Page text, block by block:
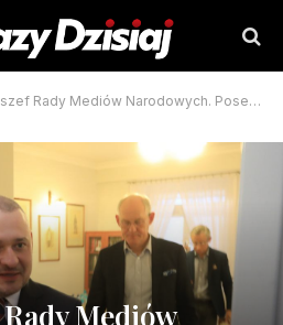
Mediów Narodowych. Poseł KO zastąpi Czabańskiego
Mediów